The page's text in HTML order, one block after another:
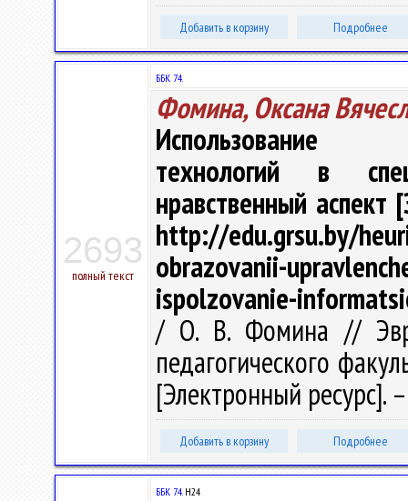
Добавить в корзину Подробнее
2693
полный текст
ББК 74.
Фомина, Оксана
Использование
технологий в
нравственный
http://edu.grsu.by/
obrazovanii-
ispolzovanie-
/ О. В. Фомина //
педагогического
[Электронный ресурс].
Добавить в корзину Подробнее
ББК 74.Н24